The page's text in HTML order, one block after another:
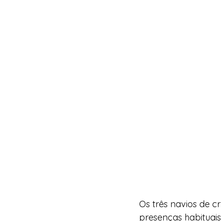
Os três navios de
presenças